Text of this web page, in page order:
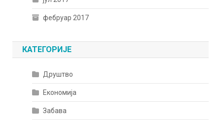
фебруар 2017
КАТЕГОРИЈЕ
Друштво
Економија
Забава